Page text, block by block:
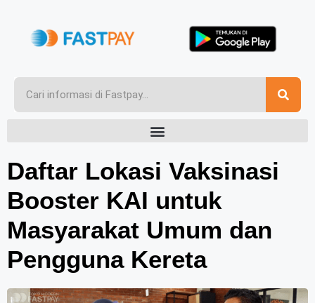
Daftar Lokasi Vaksinasi
Booster KAI untuk
Masyarakat Umum dan
Pengguna Kereta